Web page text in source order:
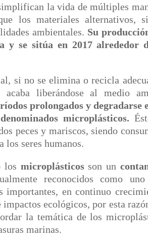
la vida de múltiples
los materiales alternativos,
ambientales. Su
y se sitúa en 2017 alrededor
si no se elimina o recicla
acaba liberándose al medio
prolongados y degradarse
microplásticos.
peces y mariscos, siendo
los seres humanos.
los microplásticosson un
reconocidos como
importantes, en continuo
impactos ecológicos, por esta
la temática de los
marinas.